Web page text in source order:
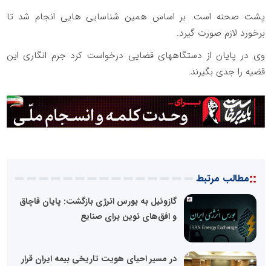
پشت صحنه است. بر اساس همین شناسایی هایی انجام شد تا
برخورد لازم صورت گیرد.
وی در پایان از دستگاههای قضایی درخواست کرد جرم انگاری این
قضیه را جدی بگیرند.
::مطالب مرتبط
گازوئیل به بورس انرژی بازگشت: پایان قاچاق
و افق‌های نوین برای صنایع
در مسیر احیای هویت تاریخی بیمه ایران قرار